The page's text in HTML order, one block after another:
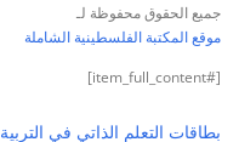
جميع الحقوق محفوظة لـ
موقع المكتبة الفلسطينية الشاملة
[#item_full_content]
بطاقات التعلم الذاتي في التربية